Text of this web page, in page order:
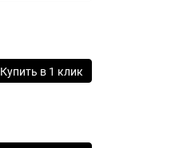
Купить в 1 клик